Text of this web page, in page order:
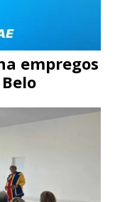
empregos